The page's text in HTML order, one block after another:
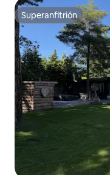
Superanfitrión
Superanfitrión